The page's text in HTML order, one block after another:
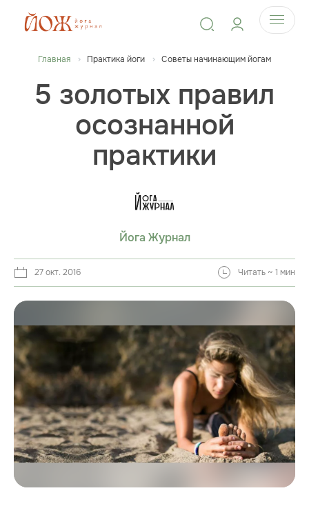
Главная Практика йоги Советы начинающим йогам
5 золотых правил
осознанной
практики
Йога Журнал
27 окт. 2016 Читать ~ 1 мин